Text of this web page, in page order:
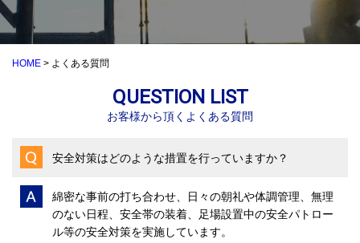
HOME > よくある質問
QUESTION LIST
お客様から頂くよくある質問
安全対策はどのような措置を行っていますか？
綿密な事前の打ち合わせ、日々の朝礼や体調管理、無理
のない日程、安全帯の装着、足場設置中の安全パトロー
ル等の安全対策を実施しています。